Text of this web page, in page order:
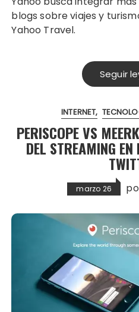
blogs sobre viajes y
Yahoo Travel.
Seguir
INTERNET
PERISCOPE VS
DEL STREAMING
marzo 26